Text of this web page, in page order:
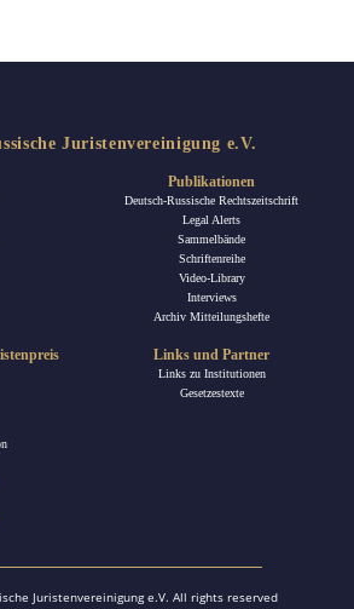
Juristenvereinigung e.V.
Publikationen
Deutsch-Russische Rechtszeitschrift
Legal Alerts
Sammelbände
Schriftenreihe
Video-Library
Interviews
Archiv Mitteilungshefte
Links und Partner
Links zu Institutionen
Gesetzestexte
Juristenvereinigung e.V. All rights reserved